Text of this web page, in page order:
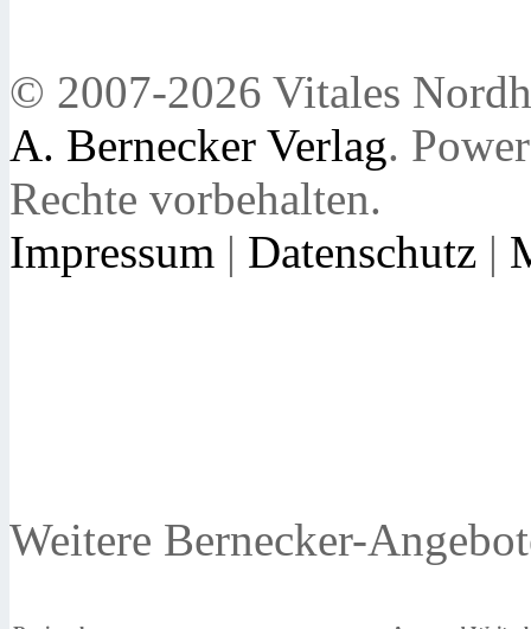
© 2007-2026 Vitales
A. Bernecker Verlag.
Rechte vorbehalten.
Impressum | Datenschutz |
Weitere Bernecker-